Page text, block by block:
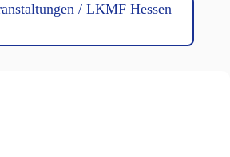
/ LKMF Hessen –